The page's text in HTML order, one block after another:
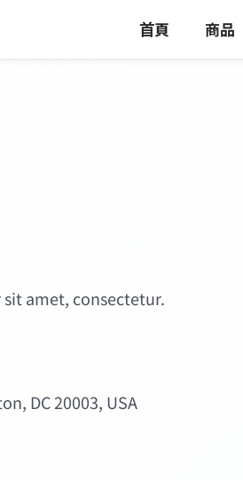
首頁 商品
amet, consectetur.
DC 20003, USA